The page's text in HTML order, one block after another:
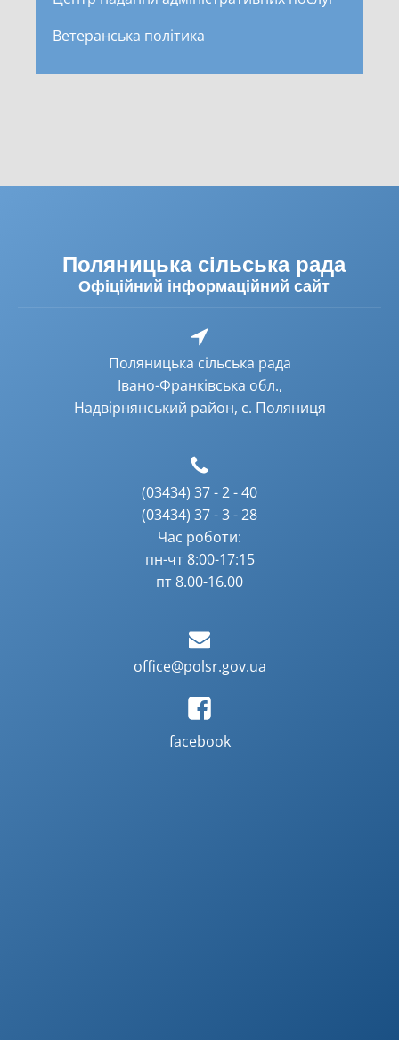
Ветеранська політика
Поляницька сільська рада
Офіційний інформаційний сайт
Поляницька сільська рада
Івано-Франківська обл.,
Надвірнянський район, с. Поляниця
(03434) 37 - 2 - 40
(03434) 37 - 3 - 28
Час роботи:
пн-чт 8:00-17:15
пт 8.00-16.00
office@polsr.gov.ua
facebook